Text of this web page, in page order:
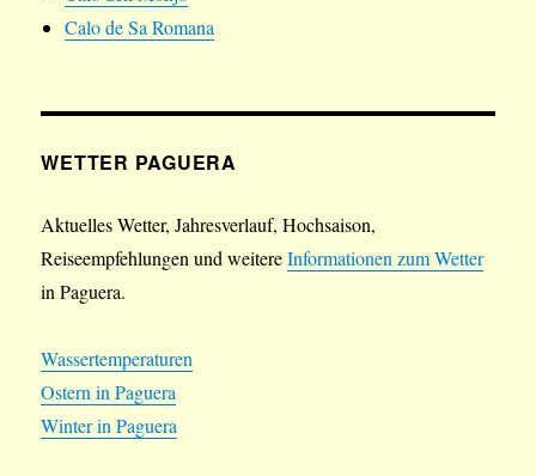
Calo de Sa Romana
WETTER PAGUERA
Aktuelles Wetter, Jahresverlauf, Hochsaison,
Reiseempfehlungen und weitereInformationen zum Wetter
in Paguera.
Wassertemperaturen
Ostern in Paguera
Winter in Paguera